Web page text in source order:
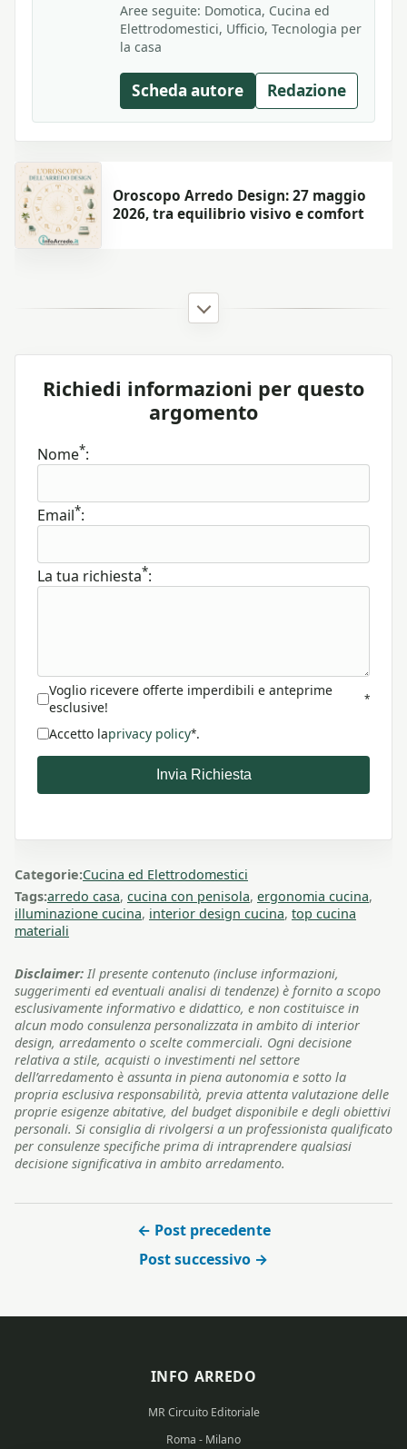
Aree seguite: Domotica, Cucina ed
Elettrodomestici, Ufficio, Tecnologia per
la casa
Scheda autore Redazione
Oroscopo Arredo Design: 27 maggio
2026, tra equilibrio visivo e comfort
Richiedi informazioni per questo
argomento
Nome*:
Email*:
La tua richiesta*:
Voglio ricevere offerte imperdibili e anteprime
esclusive!
*
Accetto laprivacy policy*.
Invia Richiesta
Categorie:Cucina ed Elettrodomestici
Tags:arredo casa, cucina con penisola, ergonomia cucina,
illuminazione cucina, interior design cucina, top cucina
materiali
Disclaimer: Il presente contenuto (incluse informazioni,
suggerimenti ed eventuali analisi di tendenze) è fornito a scopo
esclusivamente informativo e didattico, e non costituisce in
alcun modo consulenza personalizzata in ambito di interior
design, arredamento o scelte commerciali. Ogni decisione
relativa a stile, acquisti o investimenti nel settore
dell’arredamento è assunta in piena autonomia e sotto la
propria esclusiva responsabilità, previa attenta valutazione delle
proprie esigenze abitative, del budget disponibile e degli obiettivi
personali. Si consiglia di rivolgersi a un professionista qualificato
per consulenze specifiche prima di intraprendere qualsiasi
decisione significativa in ambito arredamento.
← Post precedente
Post successivo →
INFO ARREDO
MR Circuito Editoriale
Roma - Milano